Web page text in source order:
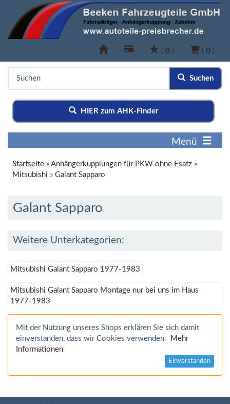
( 0 ) ( 0 )
Suchen
HIER zum AHK-Finder
Menü
Startseite » Anhängerkupplungen für PKW ohne Esatz »
Mitsubishi » Galant Sapparo
Galant Sapparo
Weitere Unterkategorien:
Mitsubishi Galant Sapparo 1977-1983
Mitsubishi Galant Sapparo Montage nur bei uns im Haus
1977-1983
Mit der Nutzung unseres Shops erklären Sie sich damit
einverstanden, dass wir Cookies verwenden.
Mehr
Informationen
Einverstanden